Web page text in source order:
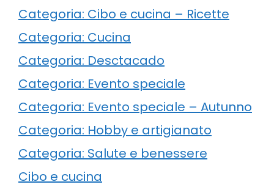
Categoria: Cibo e cucina – Ricette
Categoria: Cucina
Categoria: Desctacado
Categoria: Evento speciale
Categoria: Evento speciale – Autunno
Categoria: Hobby e artigianato
Categoria: Salute e benessere
Cibo e cucina